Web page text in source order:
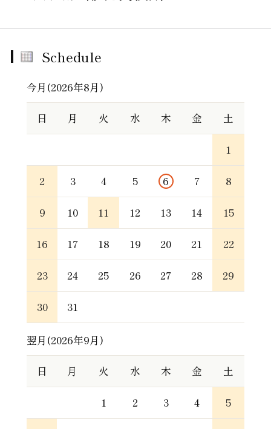
Schedule
今月(2026年8月)
日 月 火 水 木 金 土
1
2 3 4 5 6 7 8
9 10 11 12 13 14 15
16 17 18 19 20 21 22
23 24 25 26 27 28 29
30 31
翌月(2026年9月)
日 月 火 水 木 金 土
1 2 3 4 5